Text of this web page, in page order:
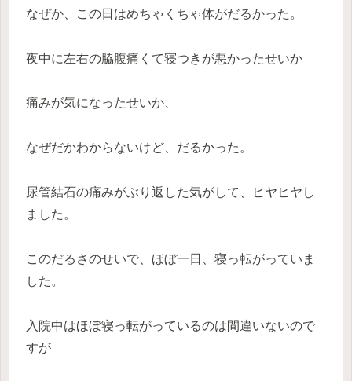
なぜか、この日はめちゃくちゃ体がだるかった。
夜中に左右の脇腹痛くて寝つきが悪かったせいか
痛みが気になったせいか、
なぜだかわからないけど、だるかった。
尿管結石の痛みがぶり返した気がして、ヒヤヒヤし
ました。
このだるさのせいで、ほぼ一日、寝っ転がっていま
した。
入院中はほぼ寝っ転がっているのは間違いないので
すが